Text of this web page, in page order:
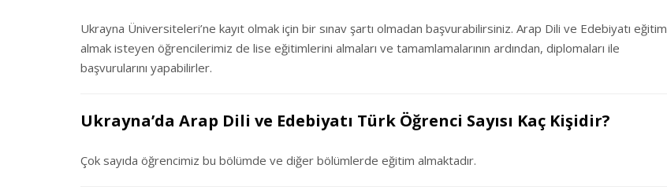
Ukrayna Üniversiteleri’ne kayıt olmak için bir sınav şartı olmadan başvurabilirsiniz. Arap Dili ve Edebiyatı eğitim
almak isteyen öğrencilerimiz de lise eğitimlerini almaları ve tamamlamalarının ardından, diplomaları ile
başvurularını yapabilirler.
Ukrayna’da Arap Dili ve Edebiyatı Türk Öğrenci Sayısı Kaç Kişidir?
Çok sayıda öğrencimiz bu bölümde ve diğer bölümlerde eğitim almaktadır.